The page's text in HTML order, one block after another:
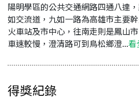
陽明學區的公共交通網路四通八達
如交流道，九如一路為高雄市主要
火車站及市中心，往南走則是鳳山
車速較慢，澄清路可到鳥松鄉澄...看
得獎紀錄